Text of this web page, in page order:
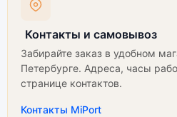
Контакты и самовывоз
Забирайте заказ в удобном
Петербурге. Адреса, часы
странице контактов.
Контакты MiPort